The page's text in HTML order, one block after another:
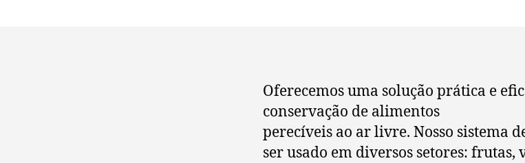
Oferecemos uma solução prática e
conservação de alimentos
perecíveis ao ar livre. Nosso sistema
ser usado em diversos setores: frutas,